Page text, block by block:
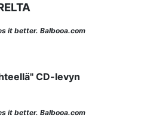
it better. Balbooa.com
CD-levyn
it better. Balbooa.com